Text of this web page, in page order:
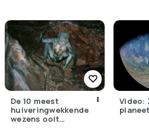
De 10 meest
huiveringwekkende
wezens ooit
Video: